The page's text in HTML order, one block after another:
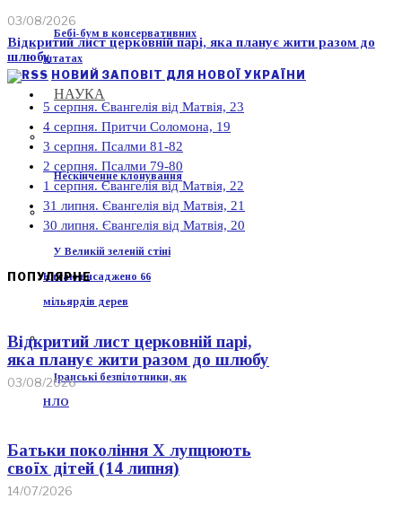
Бебі-бум в консервативних
штатах
НАУКА
Нескінченне клонування
У Великій зеленій стіні
Китаю висаджено 66
мільярдів дерев
Іранські безпілотники, як
НЛО
03/08/2026
Відкритий лист церковній парі, яка планує жити разом до
шлюбу
НОВИЙ ЗАПОВІТ ДЛЯ НОВОЇ УКРАЇНИ
5 серпня. Євангелія від Матвія, 23
4 серпня. Притчи Соломона, 19
3 серпня. Псалми 81-82
2 серпня. Псалми 79-80
1 серпня. Євангелія від Матвія, 22
31 липня. Євангелія від Матвія, 21
30 липня. Євангелія від Матвія, 20
ПОПУЛЯРНЕ
Відкритий лист церковній парі,
яка планує жити разом до шлюбу
03/08/2026
Батьки покоління Х лупцюють
своїх дітей (14 липня)
14/07/2026